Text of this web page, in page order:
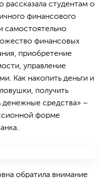
студентам о
финансового
самостоятельно
финансовых
приобретение
управление
Как накопить деньги и
получить
денежные средства» –
форме
обратила внимание